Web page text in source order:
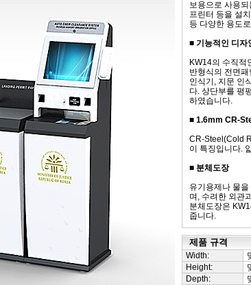
보용으로 사용
프린터 등을 설
등 다양한 용도
■ 기능적인 디자
KW14의 수직적
반형식의 전면
인식기, 지문 인
다. 상단부를 평
하였습니다.
■ 1.6mm CR-
CR-Steel(Cold
이 특징입니다.
■ 분체도장
유기용제나 물
며, 수려한 외관
분체도장은
줍니다.
제품 규격
Width:
Height:
Depth: